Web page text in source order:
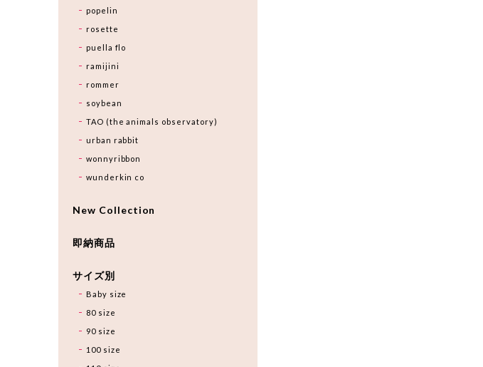
popelin
rosette
puella flo
ramijini
rommer
soybean
TAO (the animals observatory)
urban rabbit
wonnyribbon
wunderkin co
New Collection
即納商品
サイズ別
Baby size
80 size
90 size
100 size